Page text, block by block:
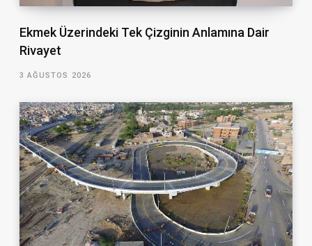
Ekmek Üzerindeki Tek Çizginin Anlamına Dair
Rivayet
3 AĞUSTOS 2026